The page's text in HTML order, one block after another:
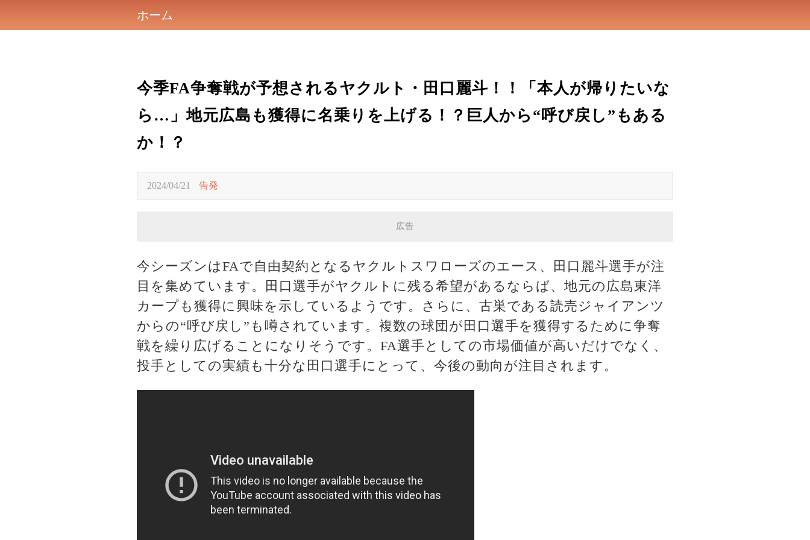
ホーム
今季FA争奪戦が予想されるヤクルト・田口麗斗！！「本人が帰りたいな
ら…」地元広島も獲得に名乗りを上げる！？巨人から“呼び戻し”もある
か！？
2024/04/21 告発
広告
今シーズンはFAで自由契約となるヤクルトスワローズのエース、田口麗斗選手が注
目を集めています。田口選手がヤクルトに残る希望があるならば、地元の広島東洋
カープも獲得に興味を示しているようです。さらに、古巣である読売ジャイアンツ
からの“呼び戻し”も噂されています。複数の球団が田口選手を獲得するために争奪
戦を繰り広げることになりそうです。FA選手としての市場価値が高いだけでなく、
投手としての実績も十分な田口選手にとって、今後の動向が注目されます。